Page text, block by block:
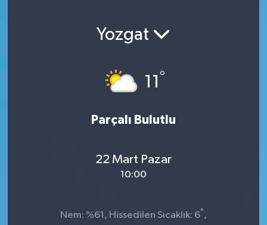
Yozgat
11 °
Parçalı Bulutlu
22 Mart Pazar
10:00
Nem: %61, Hissedilen Sıcaklık: 6° ,